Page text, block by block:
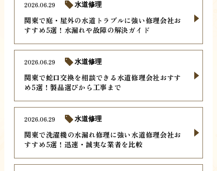
関東で庭・屋外の水道トラブルに強い修理会社お
すすめ5選！水漏れや故障の解決ガイド
2026.06.29 水道修理
関東で蛇口交換を相談できる水道修理会社おすす
め5選！製品選びから工事まで
2026.06.29 水道修理
関東で洗濯機の水漏れ修理に強い水道修理会社お
すすめ5選！迅速・誠実な業者を比較
2026.06.29 水道修理